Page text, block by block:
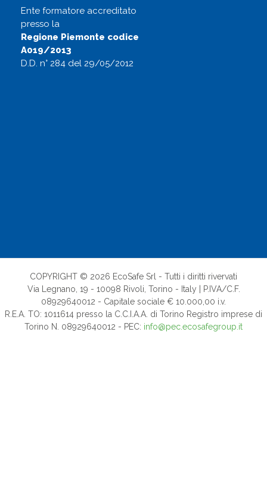
Ente formatore accreditato
presso la
Regione Piemonte codice
A019/2013
D.D. n° 284 del 29/05/2012
COPYRIGHT © 2026 EcoSafe Srl - Tutti i diritti rivervati
Via Legnano, 19 - 10098 Rivoli, Torino - Italy | P.IVA/C.F.
08929640012 - Capitale sociale € 10.000,00 i.v.
R.E.A. TO: 1011614 presso la C.C.I.A.A. di Torino Registro imprese di
Torino N. 08929640012 - PEC: info@pec.ecosafegroup.it